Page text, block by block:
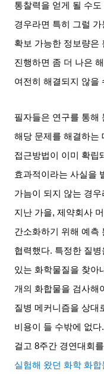
통찰력을 얻게 될 수도
경우라면 특히 그럴
확보 가능한 정보량은
진행하면 좀 더 나은
여전히 해결되지 않을
필자들은 연구를 통해
해당 문제를 해결하는
접근방법이 이미 확립
효과적이라는 사실을
가늠이 되지 않는 경
지난 가을,제약회사
간소화하기 위해 예측
협력했다. 특정한 질병
있는 화학물질을 찾아
개의 화합물을 검사해
질병 메커니즘을 상대
비용이 들 수밖에 없다.
걸고 8주간 경연대회
실험해 왔던 화학 화